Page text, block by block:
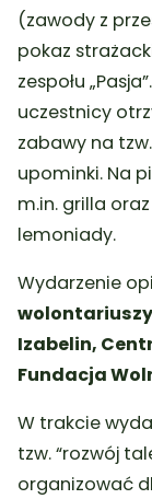
(zawody z
pokaz
zespołu
uczestnicy
zabawy na
upominki. Na
m.in. grilla
lemoniady.
Wydarzenie
wolontariuszy
Izabelin,
Fundacja
W trakcie
tzw. “rozwój
organizować